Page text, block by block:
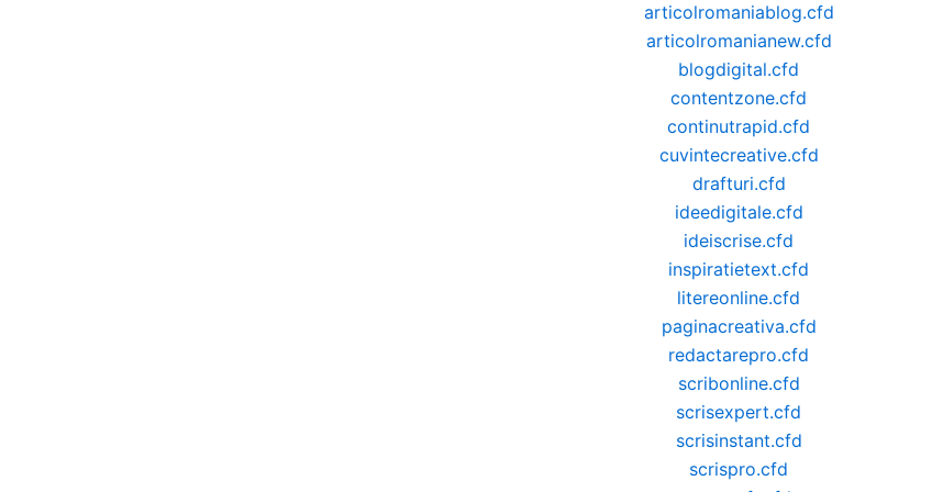
articolromaniablog.cfd
articolromanianew.cfd
blogdigital.cfd
contentzone.cfd
continutrapid.cfd
cuvintecreative.cfd
drafturi.cfd
ideedigitale.cfd
ideiscrise.cfd
inspiratietext.cfd
litereonline.cfd
paginacreativa.cfd
redactarepro.cfd
scribonline.cfd
scrisexpert.cfd
scrisinstant.cfd
scrispro.cfd